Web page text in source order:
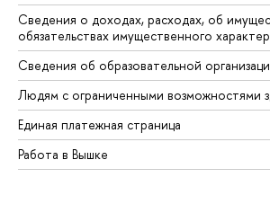
Сведения о доходах, расходах, об
обязательствах имущественного
Сведения об образовательной
Людям с ограниченными возможностями
Единая платежная страница
Работа в Вышке